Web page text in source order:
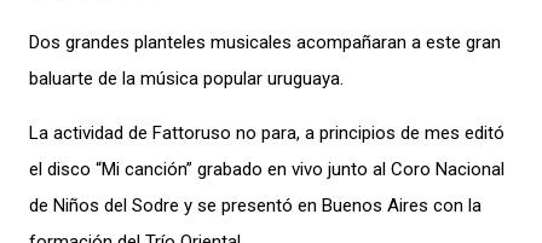
Dos grandes planteles musicales acompañaran a este gran
baluarte de la música popular uruguaya.
La actividad de Fattoruso no para, a principios de mes editó
el disco “Mi canción” grabado en vivo junto al Coro Nacional
de Niños del Sodre y se presentó en Buenos Aires con la